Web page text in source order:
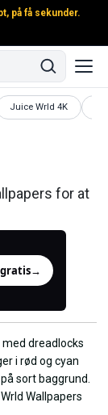
på få sekunder.
Juice Wrld 4K
Wallpapers
for at
→